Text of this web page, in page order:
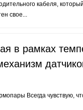
кабеля,
свое...
в рамках
Всегда чувствую,